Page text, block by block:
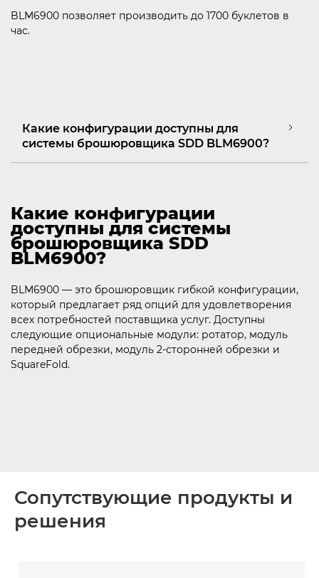
BLM6900 позволяет производить до 1700 буклетов в
час.
Какие конфигурации доступны для
системы брошюровщика SDD BLM6900?
Какие конфигурации
доступны для системы
брошюровщика SDD
BLM6900?
BLM6900 — это брошюровщик гибкой конфигурации,
который предлагает ряд опций для удовлетворения
всех потребностей поставщика услуг. Доступны
следующие опциональные модули: ротатор, модуль
передней обрезки, модуль 2-сторонней обрезки и
SquareFold.
Сопутствующие продукты и
решения